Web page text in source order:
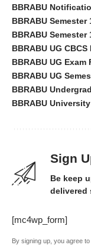
BBRABU
BBRABU Semester
BBRABU Semester
BBRABU UG CBCS
BBRABU UG Exam
BBRABU UG
BBRABU
BBRABU
Sign
Be keep
delivered
[mc4wp_form]
By signing up, you agree